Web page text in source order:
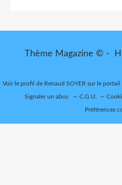
Thème Magazine © -
Voir le profil de Renaud SOYER sur le portail
Signaler un abus C.G.U.
Préférences